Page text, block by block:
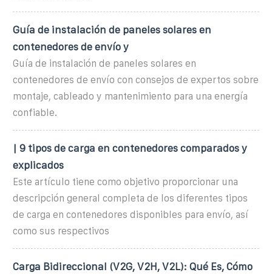
Guía de instalación de paneles solares en
contenedores de envío y
Guía de instalación de paneles solares en
contenedores de envío con consejos de expertos sobre
montaje, cableado y mantenimiento para una energía
confiable.
| 9 tipos de carga en contenedores comparados y
explicados
Este artículo tiene como objetivo proporcionar una
descripción general completa de los diferentes tipos
de carga en contenedores disponibles para envío, así
como sus respectivos
Carga Bidireccional (V2G, V2H, V2L): Qué Es, Cómo